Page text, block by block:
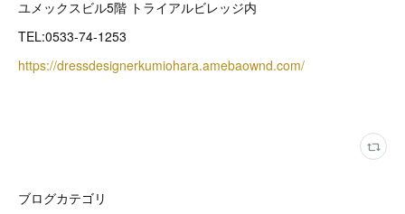
ユメックスビル5階 トライアルビレッジ内
TEL:0533-74-1253
https://dressdesignerkumiohara.amebaownd.com/
ブログカテゴリ